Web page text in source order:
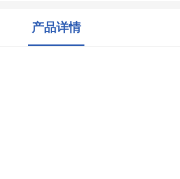
产品详情